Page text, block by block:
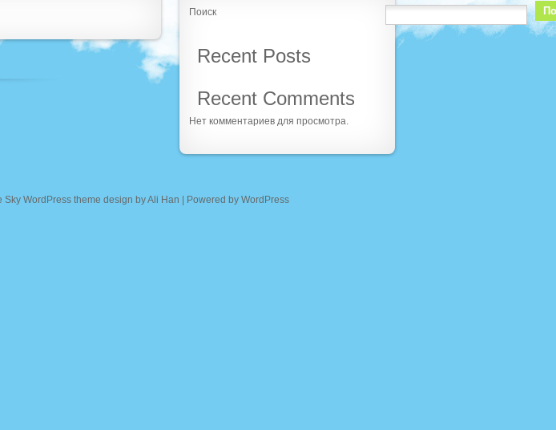
Поиск
Recent Posts
Recent Comments
Нет комментариев для просмотра.
Sky WordPress theme design byAli Han | Powered by WordPress